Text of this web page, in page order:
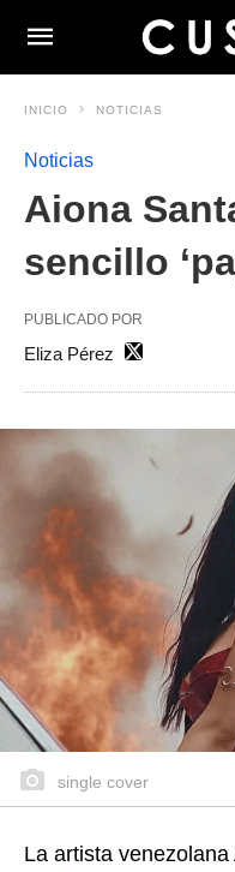
INICIO NOTICIAS
Noticias
Aiona
sencillo
PUBLICADO POR
Eliza Pérez
single cover
La artista